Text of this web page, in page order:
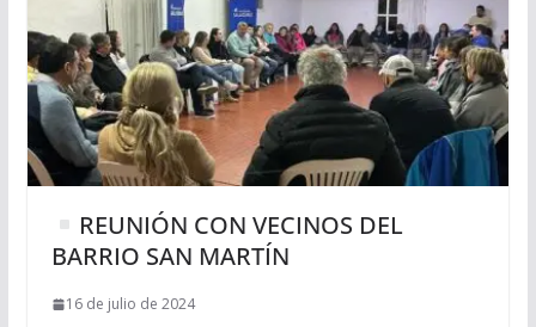
REUNIÓN CON VECINOS DEL
BARRIO SAN MARTÍN
16 de julio de 2024